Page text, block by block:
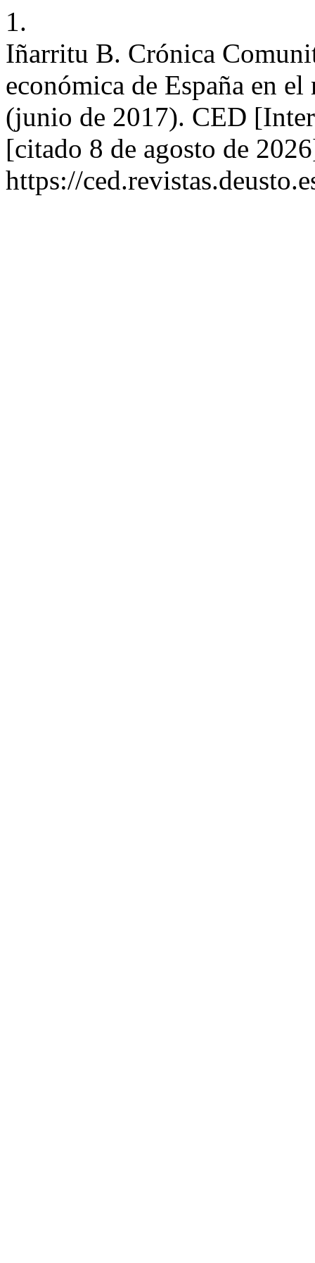
1.
Iñarritu B. Crónica
económica de España en
(junio de 2017). CED
[citado 8 de agosto de
https://